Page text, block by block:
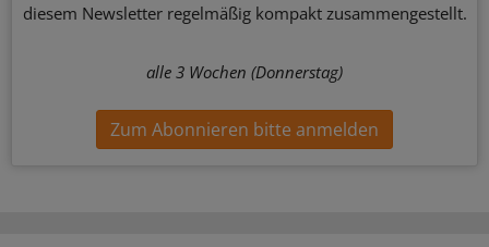
diesem Newsletter regelmäßig kompakt zusammengestellt.
alle 3 Wochen (Donnerstag)
Zum Abonnieren bitte anmelden